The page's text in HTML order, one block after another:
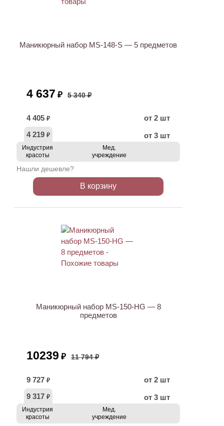
Маникюрный набор MS-148-S — 5 предметов
4 637 ₽ 5 340 ₽
4 405 ₽
от 2 шт
4 219 ₽ от 3 шт
Индустрия
красоты
Мед.
учреждение
Нашли дешевле?
В корзину
Маникюрный набор MS-150-HG — 8
предметов
10239 ₽ 11 794 ₽
9 727 ₽
от 2 шт
9 317 ₽ от 3 шт
Индустрия
красоты
Мед.
учреждение